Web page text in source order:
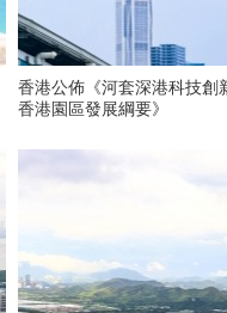
香港公佈《河套深港科技創
香港園區發展綱要》